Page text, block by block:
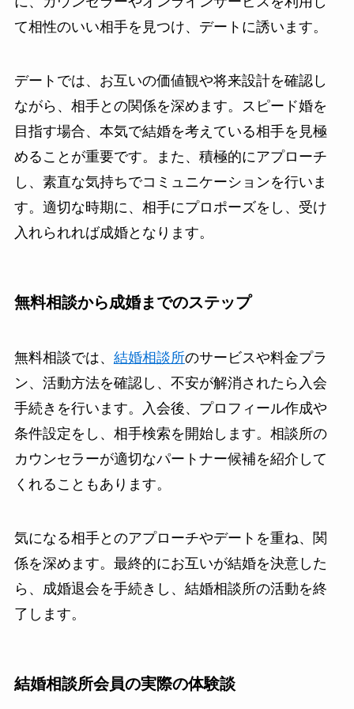
て相性のいい相手を見つけ、デートに誘います。
デートでは、お互いの価値観や将来設計を確認し
ながら、相手との関係を深めます。スピード婚を
目指す場合、本気で結婚を考えている相手を見極
めることが重要です。また、積極的にアプローチ
し、素直な気持ちでコミュニケーションを行いま
す。適切な時期に、相手にプロポーズをし、受け
入れられれば成婚となります。
無料相談から成婚までのステップ
無料相談では、 結婚相談所のサービスや料金プラ
ン、活動方法を確認し、不安が解消されたら入会
手続きを行います。入会後、プロフィール作成や
条件設定をし、相手検索を開始します。相談所の
カウンセラーが適切なパートナー候補を紹介して
くれることもあります。
気になる相手とのアプローチやデートを重ね、関
係を深めます。最終的にお互いが結婚を決意した
ら、成婚退会を手続きし、結婚相談所の活動を終
了します。
結婚相談所会員の実際の体験談